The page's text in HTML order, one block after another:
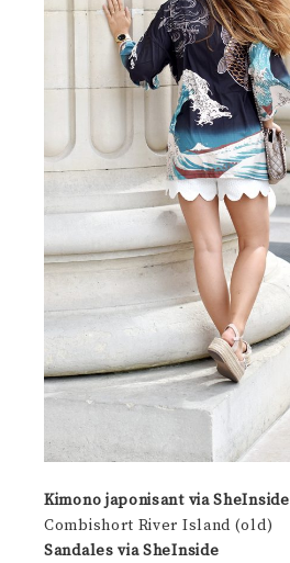
Kimono japonisant via SheInside
Combishort River Island (old)
Sandales via SheInside